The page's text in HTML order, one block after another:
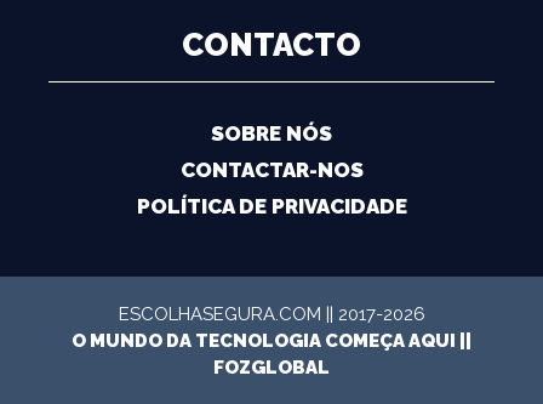
CONTACTO
SOBRE NÓS
CONTACTAR-NOS
POLÍTICA DE PRIVACIDADE
ESCOLHASEGURA.COM || 2017-2026
O MUNDO DA TECNOLOGIA COMEÇA AQUI ||
FOZGLOBAL